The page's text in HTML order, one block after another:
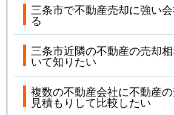
三条市で不動産売却に強い
る
三条市近隣の不動産の売却
いて知りたい
複数の不動産会社に不動産
見積もりして比較したい